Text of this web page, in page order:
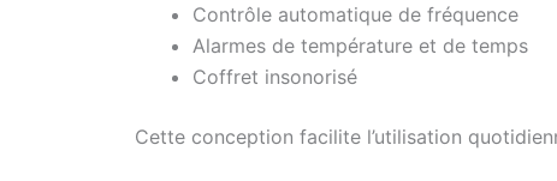
Contrôle automatique de fréquence
Alarmes de température et de temps
Coffret insonorisé
Cette conception facilite l’utilisation